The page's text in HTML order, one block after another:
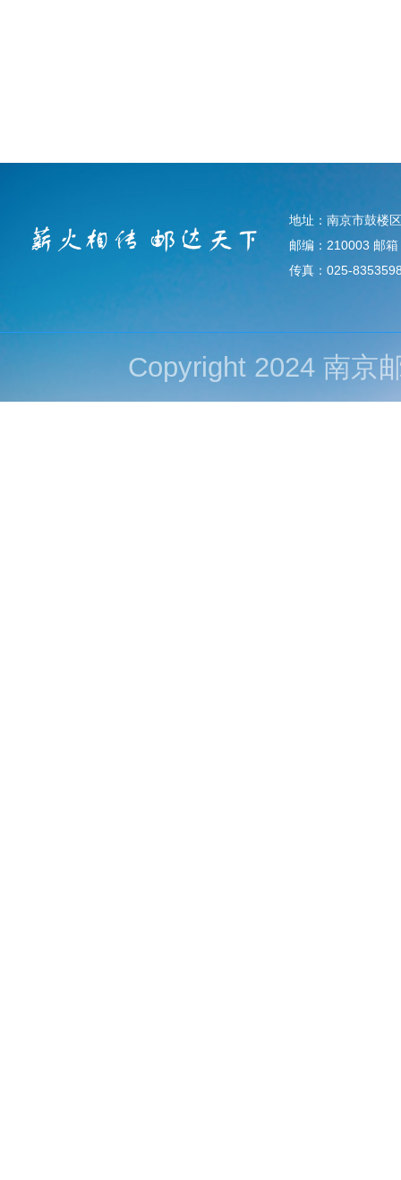
地址：南京市鼓楼
邮编：210003 邮
传真：025-
Copyright 2024 南京